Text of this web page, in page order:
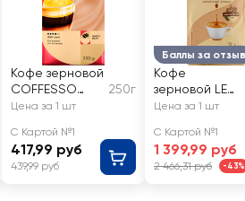
Кофе зерновой
COFFESSO
Crema
250г
Цена за 1 шт
С Картой №1
417,99 руб
439,99 руб
Баллы за отзыв
Кофе
зерновой LE
SELECT
Crema
жареный
Цена за 1 шт
С Картой №1
1 399,99 руб
2 466,31 руб -43%